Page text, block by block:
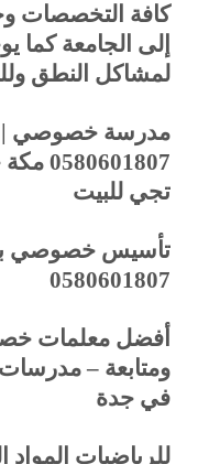
كافة التخصصات
إلى الجامعة كما
لمشاكل النطق
مدرسة خصوصي
0580601807 مكة جدة والرياض
تجي للبيت
تأسيس خصوصي
0580601807
أفضل معلمات
ومتابعة –
في جدة
للرياضيات المواد